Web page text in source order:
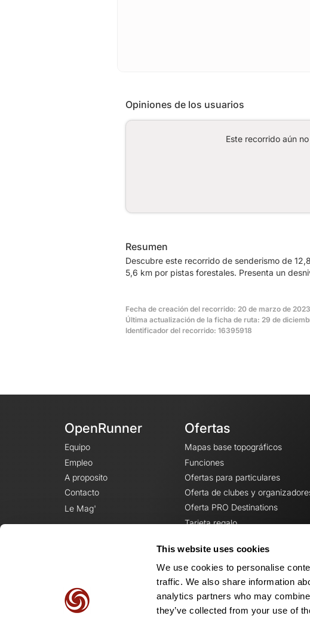
This website uses cookies
We use cookies to personalise
traffic. We also share information
analytics partners who may
they’ve collected from your use of
Opiniones de los usuarios
Este recorrido aún
Resumen
Descubre este recorrido de senderismo de
5,6 km por pistas forestales. Presenta un
Fecha de creación del recorrido: 20 de marzo de
Última actualización de la ficha de ruta: 29 de
Identificador del recorrido: 16395918
OpenRunner
Equipo
Empleo
A proposito
Contacto
Le Mag'
Ofertas
Mapas base topográficos
Funciones
Ofertas para particulares
Oferta de clubes y
Oferta PRO Destinations
Tarjeta regalo